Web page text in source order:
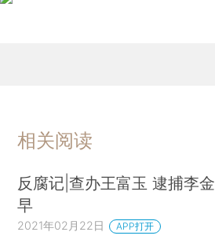
相关阅读
反腐记|查办王富玉 逮捕李金
早
2021年02月22日 APP打开